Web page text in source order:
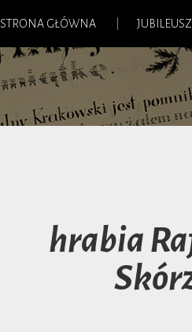
STRONA GŁÓWNA JUBILEUSZ
hrabia